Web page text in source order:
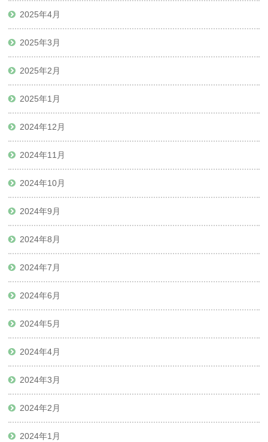
2025年4月
2025年3月
2025年2月
2025年1月
2024年12月
2024年11月
2024年10月
2024年9月
2024年8月
2024年7月
2024年6月
2024年5月
2024年4月
2024年3月
2024年2月
2024年1月